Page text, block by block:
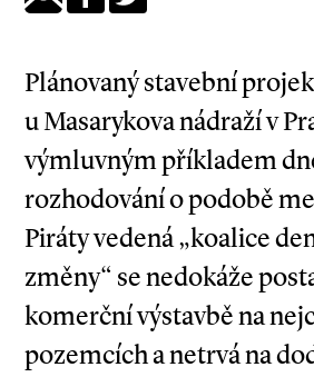
Plánovaný stavební
u Masarykova nádraží v
výmluvným příkladem
rozhodování o podobě
Piráty vedená „koalice
změny“ se nedokáže
komerční výstavbě na
pozemcích a netrvá na